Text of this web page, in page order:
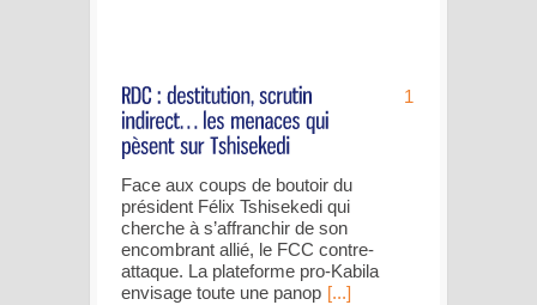
1
Face aux coups de boutoir du
président Félix Tshisekedi qui
cherche à s’affranchir de son
encombrant allié, le FCC contre-
attaque. La plateforme pro-Kabila
envisage toute une panop [...]